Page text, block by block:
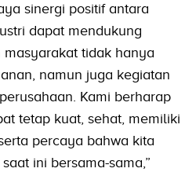
sinergi positif antara
dapat mendukung
tidak hanya
namun juga kegiatan
Kami berharap
tetap kuat, sehat, memiliki
percaya bahwa kita
ini bersama-sama,”